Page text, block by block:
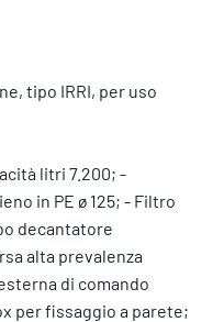
tipo IRRI, per uso
litri 7.200; -
in PE ø 125; - Filtro
decantatore
alta prevalenza
di comando
per fissaggio a parete;